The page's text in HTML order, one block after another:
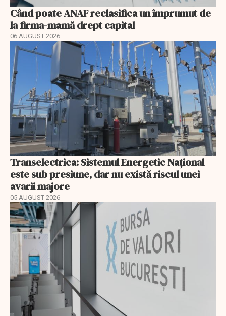
Când poate ANAF reclasifica un împrumut de
la firma-mamă drept capital
06 AUGUST 2026
Transelectrica: Sistemul Energetic Național
este sub presiune, dar nu există riscul unei
avarii majore
05 AUGUST 2026